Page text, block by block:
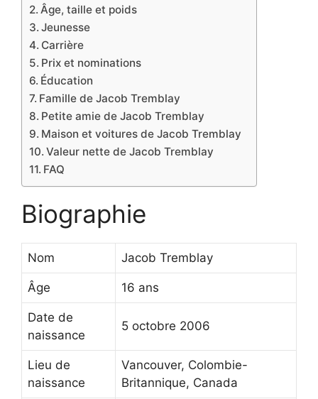
Âge, taille et poids
Jeunesse
Carrière
Prix et nominations
Éducation
Famille de Jacob Tremblay
Petite amie de Jacob Tremblay
Maison et voitures de Jacob Tremblay
Valeur nette de Jacob Tremblay
FAQ
Biographie
Nom Jacob Tremblay
Âge 16 ans
Date de
naissance
5 octobre 2006
Lieu de
naissance
Vancouver, Colombie-
Britannique, Canada